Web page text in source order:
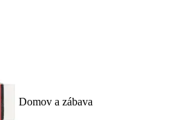
Domov a zábava